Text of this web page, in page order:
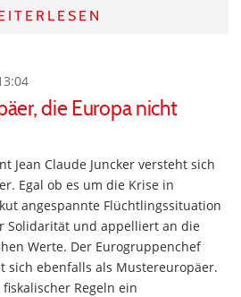
die Europa nicht
Jean Claude Juncker versteht sich
Egal ob es um die Krise in
angespannte Flüchtlingssituation
Solidarität und appelliert an die
Werte. Der Eurogruppenchef
sich ebenfalls als Mustereuropäer.
Regeln ein